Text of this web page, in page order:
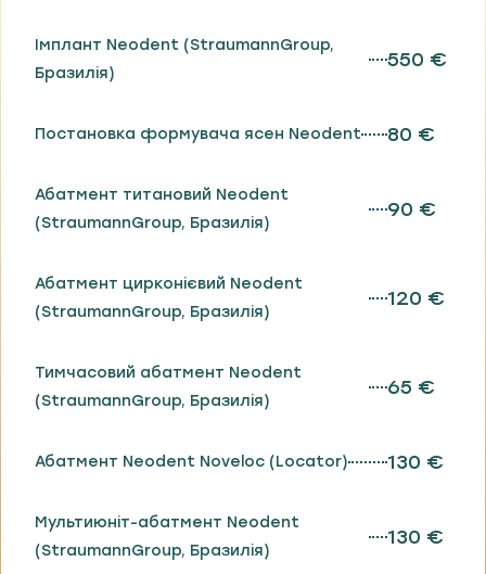
Імплант Neodent (StraumannGroup,
Бразилія)
550 €
Постановка формувача ясен Neodent 80 €
Абатмент титановий Neodent
(StraumannGroup, Бразилія)
90 €
Абатмент цирконієвий Neodent
(StraumannGroup, Бразилія)
120 €
Тимчасовий абатмент Neodent
(StraumannGroup, Бразилія)
65 €
Абатмент Neodent Noveloc (Locator) 130 €
Мультиюніт-абатмент Neodent
(StraumannGroup, Бразилія)
130 €